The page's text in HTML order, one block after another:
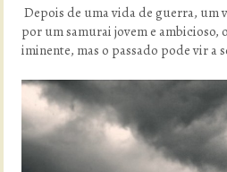
Depois de uma vida de guerra, um
por um samurai jovem e ambicioso,
iminente, mas o passado pode vir a